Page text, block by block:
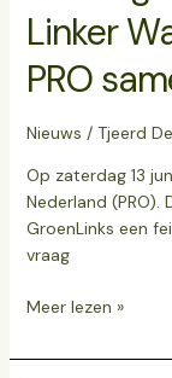
Linker
PRO
Nieuws / Tjeerd
Op zaterdag 13
Nederland (PRO).
GroenLinks een
vraag
één
Meer lezen »